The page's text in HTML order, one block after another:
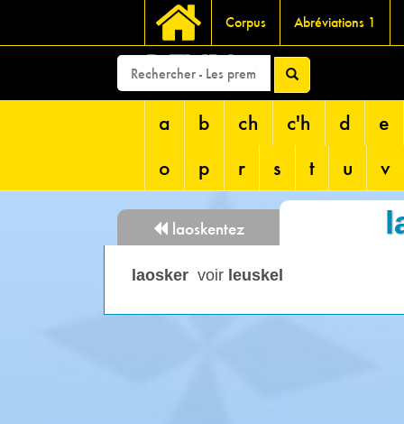
Corpus Abréviations 1
DEVRI
a b ch c'h d
e
o
p r s t u v
laoskentez
laosker voir leuskel